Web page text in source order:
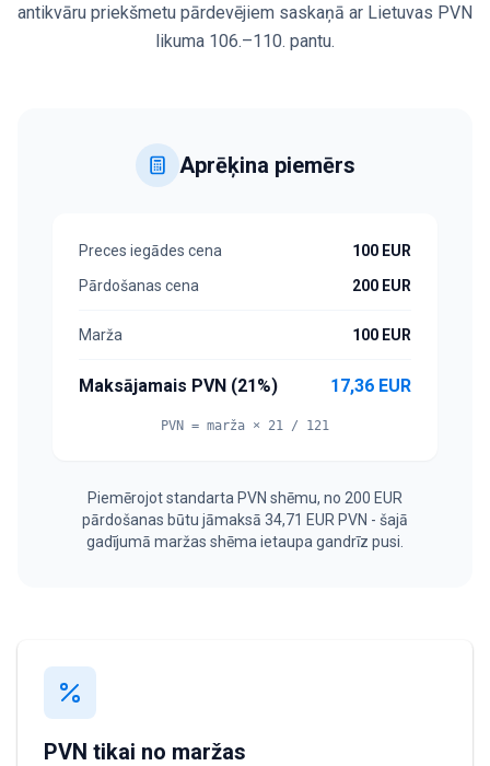
antikvāru priekšmetu pārdevējiem saskaņā ar Lietuvas PVN
likuma 106.–110. pantu.
Aprēķina piemērs
Preces iegādes cena
100 EUR
Pārdošanas cena
200 EUR
Marža 100 EUR
Maksājamais PVN (21%) 17,36 EUR
PVN = marža × 21 / 121
Piemērojot standarta PVN shēmu, no 200 EUR
pārdošanas būtu jāmaksā 34,71 EUR PVN - šajā
gadījumā maržas shēma ietaupa gandrīz pusi.
PVN tikai no maržas